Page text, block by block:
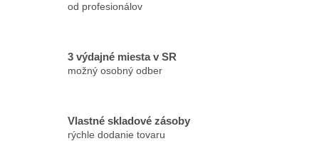
od profesionálov
3 výdajné miesta v SR
možný osobný odber
Vlastné skladové zásoby
rýchle dodanie tovaru